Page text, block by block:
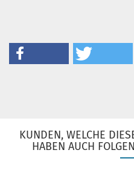
KUNDEN, WELCHE
HABEN AUCH